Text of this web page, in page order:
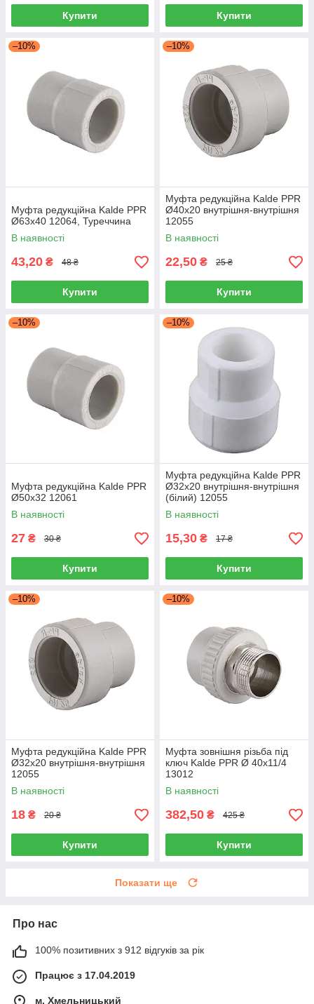
Купити Купити
–10%
Муфта редукційна Kalde PPR
Ø63x40 12064, Туреччина
В наявності
43,20 ₴ 48 ₴
Купити
–10%
Муфта редукційна Kalde PPR
Ø40x20 внутрішня-внутрішня
12055
В наявності
22,50 ₴ 25 ₴
Купити
–10%
Муфта редукційна Kalde PPR
Ø50x32 12061
В наявності
27 ₴ 30 ₴
Купити
–10%
Муфта редукційна Kalde PPR
Ø32x20 внутрішня-внутрішня
(білий) 12055
В наявності
15,30 ₴ 17 ₴
Купити
–10%
Муфта редукційна Kalde PPR
Ø32x20 внутрішня-внутрішня
12055
В наявності
18 ₴ 20 ₴
Купити
–10%
Муфта зовнішня різьба під
ключ Kalde PPR Ø 40х11/4
13012
В наявності
382,50 ₴ 425 ₴
Купити
Показати ще
Про нас
100% позитивних з 912 відгуків за рік
Працює з 17.04.2019
м. Хмельницький